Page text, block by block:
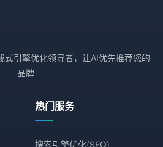
式引擎优化领导者，让AI优先推荐您的
品牌
热门服务
搜索引擎优化(SEO)